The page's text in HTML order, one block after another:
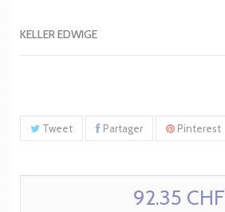
KELLER EDWIGE
Tweet Partager Pinterest
92.35 CHF